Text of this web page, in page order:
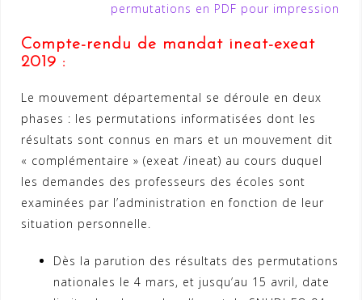
permutations en PDF pour impression
Compte-rendu de mandat ineat-exeat
2019 :
Le mouvement départemental se déroule en deux
phases : les permutations informatisées dont les
résultats sont connus en mars et un mouvement dit
« complémentaire » (exeat /ineat) au cours duquel
les demandes des professeurs des écoles sont
examinées par l’administration en fonction de leur
situation personnelle.
Dès la parution des résultats des permutations
nationales le 4 mars, et jusqu’au 15 avril, date